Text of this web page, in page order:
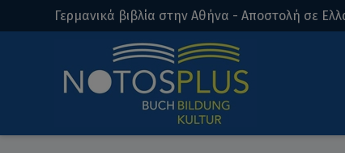
Γερμανικά βιβλία στην Αθήνα - Αποστολή σε